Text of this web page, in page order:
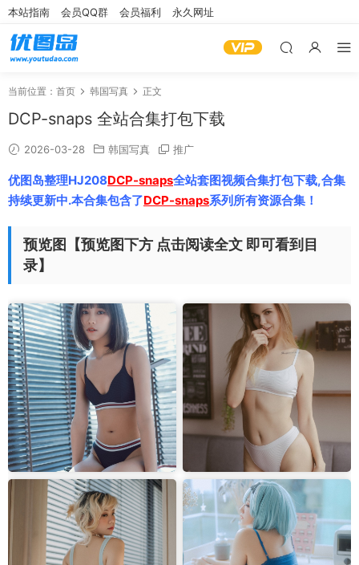
本站指南 会员QQ群 会员福利 永久网址
当前位置： 首页 韩国写真 正文
DCP-snaps 全站合集打包下载
2026-03-28 韩国写真 推广
优图岛整理HJ208DCP-snaps全站套图视频合集打包下载,合集
持续更新中.本合集包含了DCP-snaps系列所有资源合集！
预览图【预览图下方 点击阅读全文 即可看到目
录】